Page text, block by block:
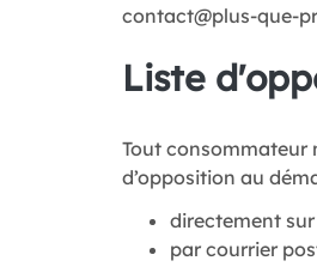
contact@plus-que-
Liste
Tout consommateur
d’opposition au
directement
par courrier